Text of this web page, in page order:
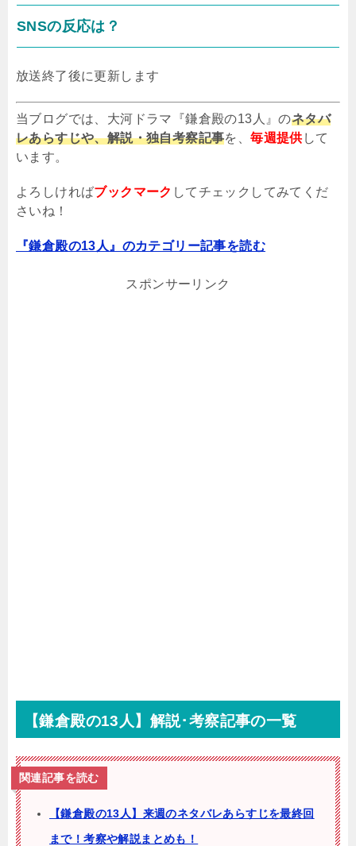
SNSの反応は？
放送終了後に更新します
当ブログでは、大河ドラマ『鎌倉殿の13人』のネタバ
レあらすじや、解説・独自考察記事を、毎週提供して
います。
よろしければブックマーク してチェックしてみてくだ
さいね！
『鎌倉殿の13人』のカテゴリー記事を読む
スポンサーリンク
【鎌倉殿の13人】解説･考察記事の一覧
関連記事を読む
【鎌倉殿の13人】来週のネタバレあらすじを最終回
まで！考察や解説まとめも！